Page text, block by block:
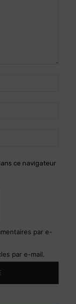
ce navigateur
par e-
par e-mail.